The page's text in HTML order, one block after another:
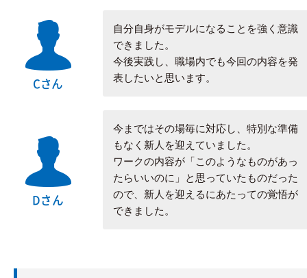
Cさん
自分自身がモデルになることを強く意識
できました。
今後実践し、職場内でも今回の内容を発
表したいと思います。
Dさん
今まではその場毎に対応し、特別な準備
もなく新人を迎えていました。
ワークの内容が「このようなものがあっ
たらいいのに」と思っていたものだった
ので、新人を迎えるにあたっての覚悟が
できました。